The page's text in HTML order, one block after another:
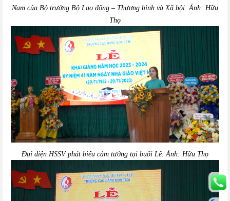
Nam của Bộ trưởng Bộ Lao động – Thương binh và Xã hội. Ảnh: Hữu
Thọ
Đại diện HSSV phát biểu cảm tưởng tại buổi Lễ. Ảnh: Hữu Thọ